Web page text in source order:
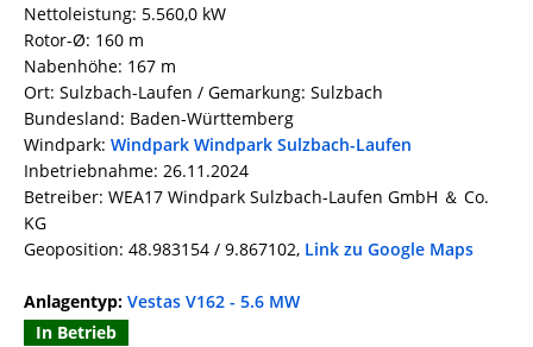
Nettoleistung: 5.560,0 kW
Rotor-Ø: 160 m
Nabenhöhe: 167 m
Ort: Sulzbach-Laufen / Gemarkung: Sulzbach
Bundesland: Baden-Württemberg
Windpark: Windpark Windpark Sulzbach-Laufen
Inbetriebnahme: 26.11.2024
Betreiber: WEA17 Windpark Sulzbach-Laufen GmbH ＆ Co.
KG
Geoposition: 48.983154 / 9.867102, Link zu Google Maps
Anlagentyp: Vestas V162 - 5.6 MW
In Betrieb